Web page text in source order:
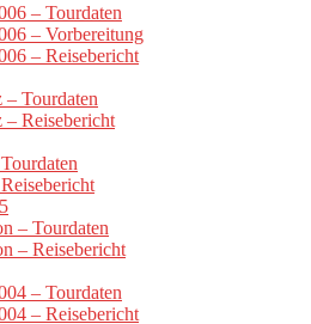
– Tourdaten
– Vorbereitung
– Reisebericht
– Tourdaten
– Reisebericht
– Tourdaten
– Reisebericht
– Tourdaten
– Reisebericht